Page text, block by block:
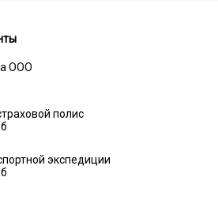
ООО
полис
экспедиции